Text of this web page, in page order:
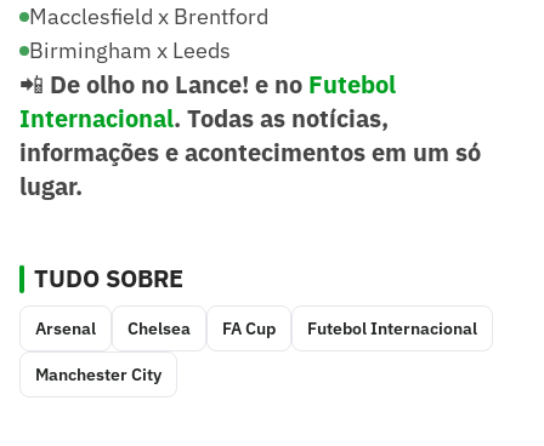
Macclesfield x Brentford
Birmingham x Leeds
📲 De olho no Lance! e no Futebol
Internacional. Todas as notícias,
informações e acontecimentos em um só
lugar.
TUDO SOBRE
Arsenal Chelsea FA Cup Futebol Internacional
Manchester City